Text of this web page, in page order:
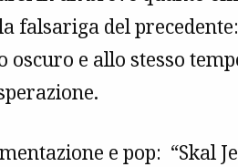
falsariga del
oscuro e allo stesso
e pop: “Skal